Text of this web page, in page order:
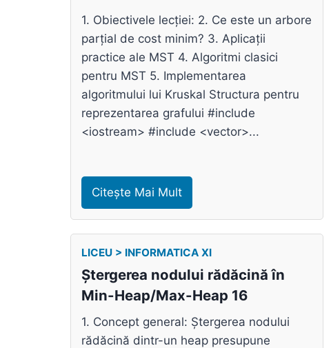
1. Obiectivele lecției: 2. Ce este un arbore
parțial de cost minim? 3. Aplicații
practice ale MST 4. Algoritmi clasici
pentru MST 5. Implementarea
algoritmului lui Kruskal Structura pentru
reprezentarea grafului #include
<iostream> #include <vector>...
Citește Mai Mult
LICEU > INFORMATICA XI
Ștergerea nodului rădăcină în
Min-Heap/Max-Heap 16
1. Concept general: Ștergerea nodului
rădăcină dintr-un heap presupune